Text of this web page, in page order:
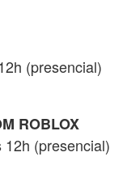
(presencial)
ROBLOX
(presencial)